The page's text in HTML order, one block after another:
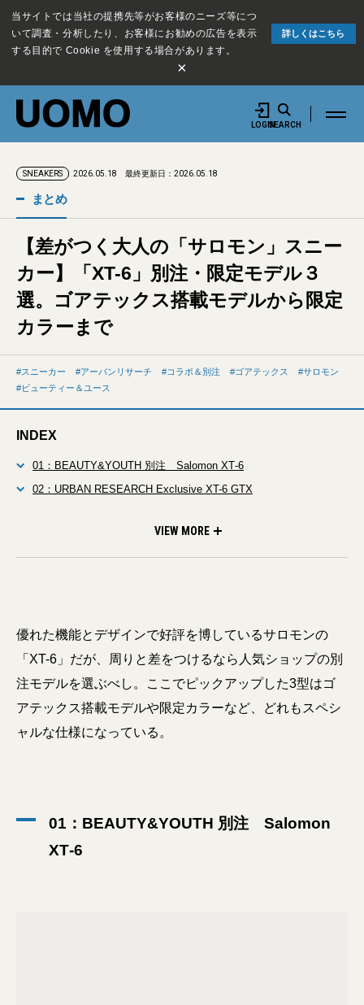
当サイトでは当社の提携先等がお客様のニーズ等につ
いて調査・分析したり、お客様にお勧めの広告を表示
する目的で Cookie を使用する場合があります。
詳しくはこちら
×
LOGINSEARCH
SNEAKERS 2026.05.18 最終更新日：2026.05.18
まとめ
【差がつく大人の「サロモン」スニー
カー】「XT-6」別注・限定モデル３
選。ゴアテックス搭載モデルから限定
カラーまで
スニーカー アーバンリサーチ コラボ＆別注 ゴアテックス
サロモン
ビューティー＆ユース
INDEX
01：BEAUTY&YOUTH 別注 Salomon XT‐6
02：URBAN RESEARCH Exclusive XT-6 GTX
VIEW MORE
優れた機能とデザインで好評を博しているサロモンの
「XT-6」だが、周りと差をつけるなら人気ショップの別
注モデルを選ぶべし。ここでピックアップした3型はゴ
アテックス搭載モデルや限定カラーなど、どれもスペシ
ャルな仕様になっている。
01：BEAUTY&YOUTH 別注 Salomon
XT‐6